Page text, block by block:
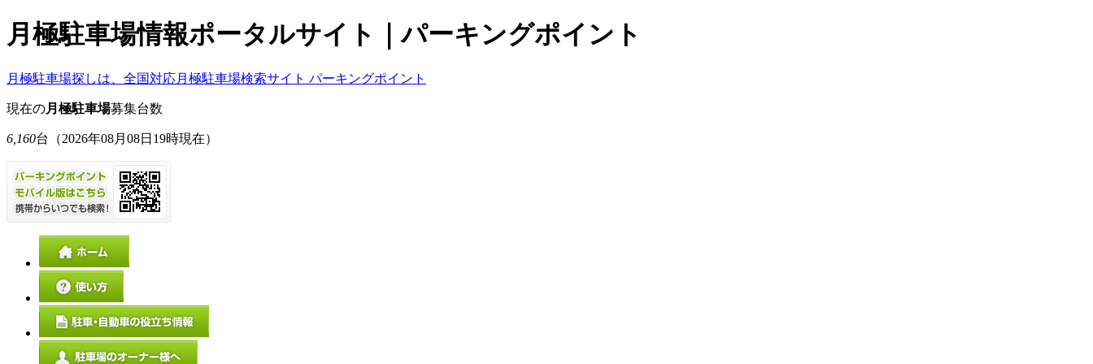
月極駐車場情報ポータルサイト｜パーキングポイント
月極駐車場探しは、全国対応月極駐車場検索サイト パーキングポイント
現在の月極駐車場募集台数
6,160台 （2026年08月08日19時現在）